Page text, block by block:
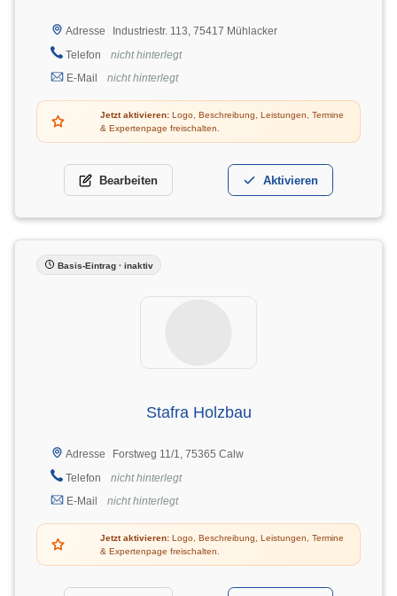
Adresse
Industriestr. 113, 75417 Mühlacker
Telefon
nicht hinterlegt
E-Mail
nicht hinterlegt
Jetzt aktivieren: Logo, Beschreibung, Leistungen, Termine
& Expertenpage freischalten.
Bearbeiten Aktivieren
Basis-Eintrag · inaktiv
Stafra Holzbau
Adresse
Forstweg 11/1, 75365 Calw
Telefon
nicht hinterlegt
E-Mail
nicht hinterlegt
Jetzt aktivieren: Logo, Beschreibung, Leistungen, Termine
& Expertenpage freischalten.